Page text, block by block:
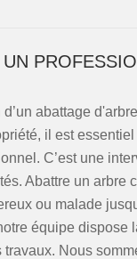
abattage
il est
C’est une
Abattre un arbre
ou malade
équipe dispose
Nous